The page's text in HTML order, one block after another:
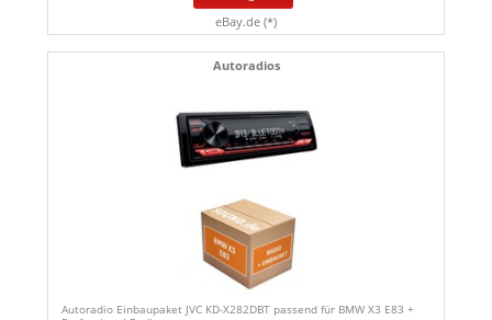
eBay.de (*)
Autoradios
Autoradio Einbaupaket JVC KD-X282DBT passend für BMW X3 E83 +